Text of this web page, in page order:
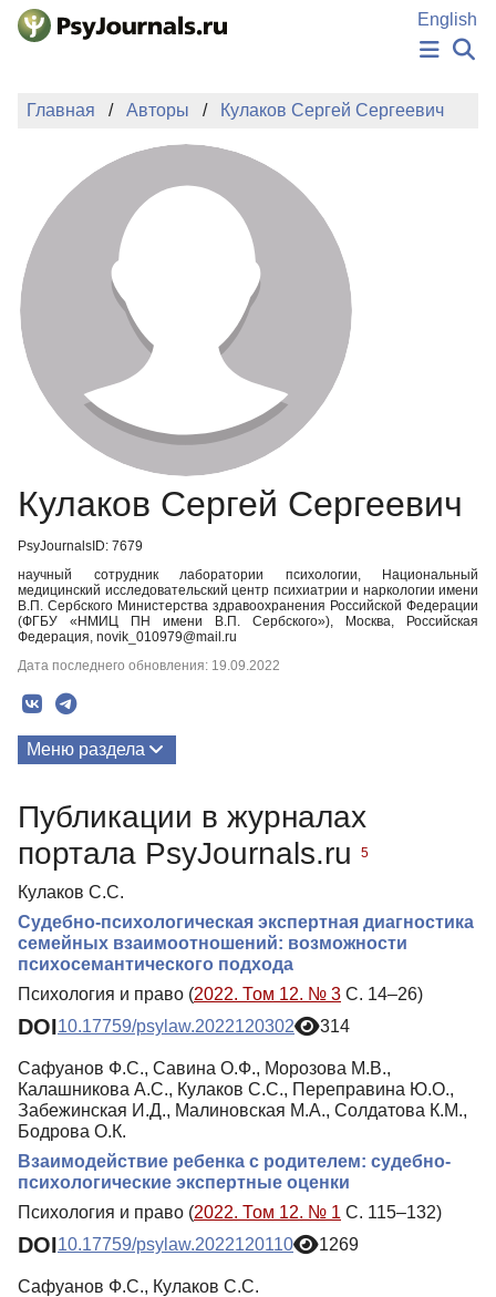
Перейти к основному содержанию
English
НОВОСТИ
АВТОРЫ
ПОДАТЬ РУКОПИСЬ
БАЗА ЗНАНИЙ
КЛЮЧЕВЫЕ СЛОВА
Регистрация
Главная Авторы Кулаков Сергей Сергеевич
Кулаков Сергей Сергеевич
PsyJournalsID: 7679
научный сотрудник лаборатории психологии, Национальный
медицинский исследовательский центр психиатрии и наркологии имени
В.П. Сербского Министерства здравоохранения Российской Федерации
(ФГБУ «НМИЦ ПН имени В.П. Сербского»), Москва, Российская
Федерация, novik_010979@mail.ru
Дата последнего обновления: 19.09.2022
Меню раздела
Публикации в журналах
портала PsyJournals.ru
5
Кулаков С.С.
Судебно-психологическая экспертная диагностика
семейных взаимоотношений: возможности
психосемантического подхода
Психология и право (2022. Том 12. № 3 С. 14–26)
DOI10.17759/psylaw.2022120302 314
Сафуанов Ф.С., Савина О.Ф., Морозова М.В.,
Калашникова А.С., Кулаков С.С., Переправина Ю.О.,
Забежинская И.Д., Малиновская М.А., Солдатова К.М.,
Бодрова О.К.
Взаимодействие ребенка с родителем: судебно-
психологические экспертные оценки
Психология и право (2022. Том 12. № 1 С. 115–132)
DOI10.17759/psylaw.2022120110 1269
Сафуанов Ф.С., Кулаков С.С.